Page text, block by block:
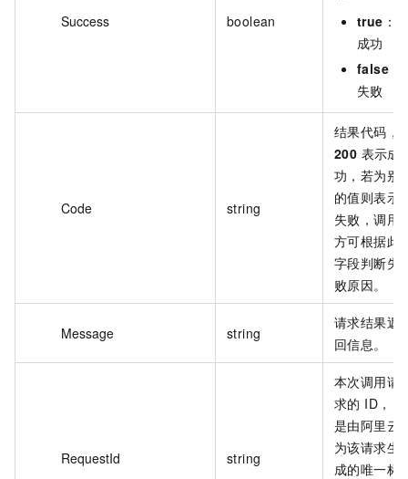
Success boolean
true ：
成功
false
失败
Code string
结果代码，
200 表示成
功，若为别
的值则表示
失败，调用
方可根据此
字段判断失
败原因。
Message string
请求结果返
回信息。
RequestId string
本次调用请
求的 ID，
是由阿里云
为该请求生
成的唯一标